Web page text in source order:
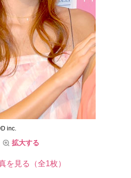
inc.
拡大する
を見る（全1枚）